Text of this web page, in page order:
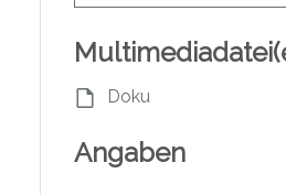
Doku
Angaben